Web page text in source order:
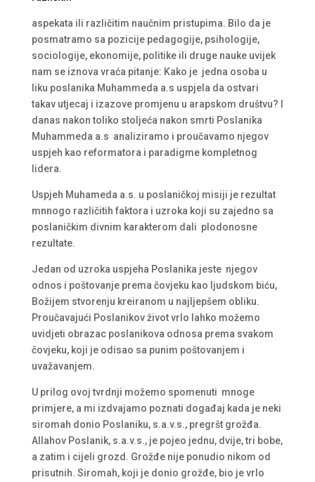
aspekata ili različitim naučnim pristupima. Bilo da je
posmatramo sa pozicije pedagogije, psihologije,
sociologije, ekonomije, politike ili druge nauke uvijek
nam se iznova vraća pitanje: Kako je jedna osoba u
liku poslanika Muhammeda a.s uspjela da ostvari
takav utjecaj i izazove promjenu u arapskom društvu? I
danas nakon toliko stoljeća nakon smrti Poslanika
Muhammeda a.s analiziramo i proučavamo njegov
uspjeh kao reformatora i paradigme kompletnog
lidera.
Uspjeh Muhameda a.s. u poslaničkoj misiji je rezultat
mnnogo različitih faktora i uzroka koji su zajedno sa
poslaničkim divnim karakterom dali plodonosne
rezultate.
Jedan od uzroka uspjeha Poslanika jeste njegov
odnos i poštovanje prema čovjeku kao ljudskom biću,
Božijem stvorenju kreiranom u najljepšem obliku.
Proučavajući Poslanikov život vrlo lahko možemo
uvidjeti obrazac poslanikova odnosa prema svakom
čovjeku, koji je odisao sa punim poštovanjem i
uvažavanjem.
U prilog ovoj tvrdnji možemo spomenuti mnoge
primjere, a mi izdvajamo poznati događaj kada je neki
siromah donio Poslaniku, s.a.v.s., pregršt grožđa.
Allahov Poslanik, s.a.v.s., je pojeo jednu, dvije, tri bobe,
a zatim i cijeli grozd. Grožđe nije ponudio nikom od
prisutnih. Siromah, koji je donio grožđe, bio je vrlo